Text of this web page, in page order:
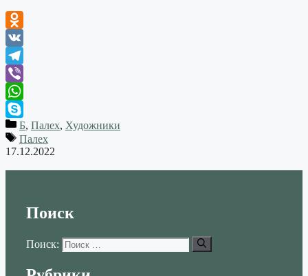
Odnoklassniki
VK
Telegram
Viber
WhatsApp
Skype
Б, Палех, Художники
Палех
17.12.2022
Поиск
Поиск: